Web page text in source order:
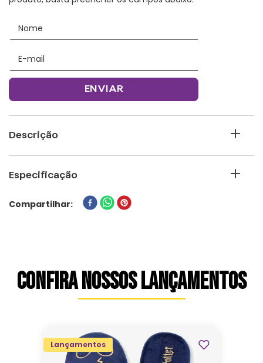
ENVIAR
Descrição
Especificação
Compartilhar
CONFIRA NOSSOS LANÇAMENTOS
Lançamentos